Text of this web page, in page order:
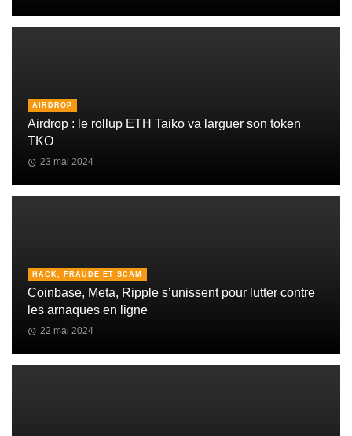
AIRDROP
Airdrop : le rollup ETH Taiko va larguer son token
TKO
23 mai 2024
HACK, FRAUDE ET SCAM
Coinbase, Meta, Ripple s’unissent pour lutter contre
les arnaques en ligne
22 mai 2024